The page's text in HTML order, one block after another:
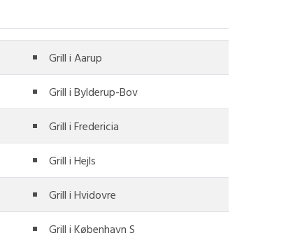
Grill i Aarup
Grill i Bylderup-Bov
Grill i Fredericia
Grill i Hejls
Grill i Hvidovre
Grill i København S